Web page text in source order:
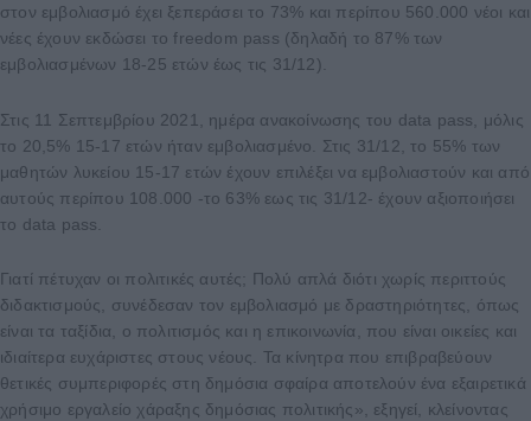
στον εμβολιασμό έχει ξεπεράσει το 73% και περίπου 560.000 νέοι και
νέες έχουν εκδώσει το freedom pass (δηλαδή το 87% των
εμβολιασμένων 18-25 ετών έως τις 31/12).
Στις 11 Σεπτεμβρίου 2021, ημέρα ανακοίνωσης του data pass, μόλις
το 20,5% 15-17 ετών ήταν εμβολιασμένο. Στις 31/12, το 55% των
μαθητών λυκείου 15-17 ετών έχουν επιλέξει να εμβολιαστούν και από
αυτούς περίπου 108.000 -το 63% εως τις 31/12- έχουν αξιοποιήσει
το data pass.
Γιατί πέτυχαν οι πολιτικές αυτές; Πολύ απλά διότι χωρίς περιττούς
διδακτισμούς, συνέδεσαν τον εμβολιασμό με δραστηριότητες, όπως
είναι τα ταξίδια, ο πολιτισμός και η επικοινωνία, που είναι οικείες και
ιδιαίτερα ευχάριστες στους νέους. Τα κίνητρα που επιβραβεύουν
θετικές συμπεριφορές στη δημόσια σφαίρα αποτελούν ένα εξαιρετικά
χρήσιμο εργαλείο χάραξης δημόσιας πολιτικής», εξηγεί, κλείνοντας